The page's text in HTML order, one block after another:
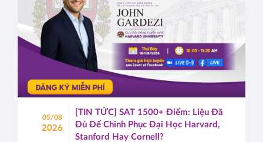
05/08
2026
[TIN TỨC] SAT 1500+ Điểm: Liệu Đã
Đủ Để Chinh Phục Đại Học Harvard,
Stanford Hay Cornell?